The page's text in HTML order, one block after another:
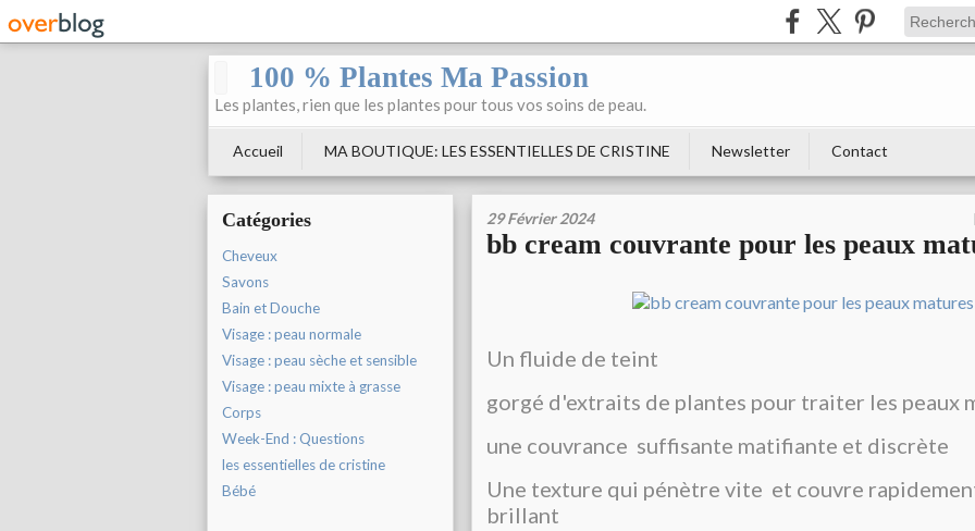
100 % Plantes Ma Passion
Les plantes, rien que les plantes pour tous vos soins de peau.
Accueil MA BOUTIQUE: LES ESSENTIELLES DE CRISTINE Newsletter Contact
Catégories
Cheveux
Savons
Bain et Douche
Visage : peau normale
Visage : peau sèche et sensible
Visage : peau mixte à grasse
Corps
Week-End : Questions
les essentielles de cristine
Bébé
29 Février 2024
bb cream couvrante pour les peaux
Un fluide de teint
gorgé d'extraits de plantes pour traiter les peaux
une couvrance suffisante matifiante et discrète
Une texture qui pénètre vite et couvre
brillant